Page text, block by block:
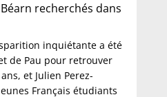
recherchés dans
inquiétante a été
de Pau pour retrouver
et Julien Perez-
Français étudiants